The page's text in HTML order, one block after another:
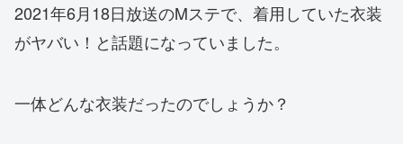
2021年6月18日放送のMステで、着用していた衣装
がヤバい！と話題になっていました。
一体どんな衣装だったのでしょうか？